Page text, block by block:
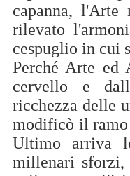
capanna, l'Arte
rilevato
cespuglio in cui
Perché Arte ed
cervello e
ricchezza delle
modificò il
Ultimo arriva
millenari sforzi,